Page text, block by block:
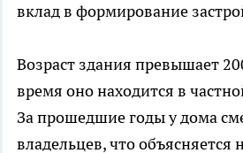
вклад в формирование
Возраст здания превышает
время оно находится в
За прошедшие годы у дома
владельцев, что объясняется